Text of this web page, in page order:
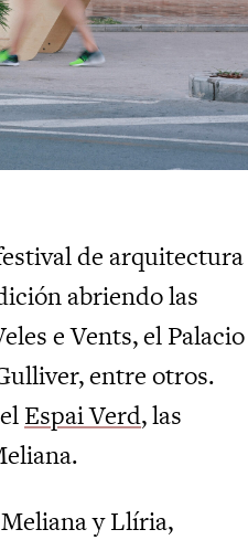
de arquitectura
abriendo las
e Vents, el Palacio
entre otros.
Espai Verd, las
y Llíria,